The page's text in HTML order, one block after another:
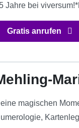
Jahre bei
Gratis anrufen
magischen